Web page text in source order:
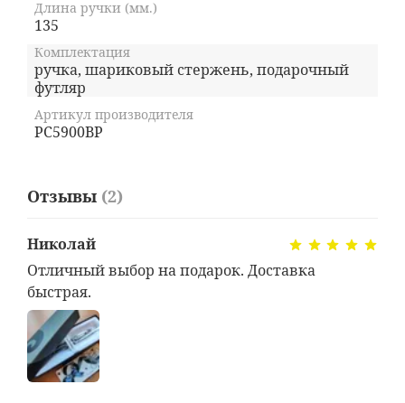
Длина ручки (мм.)
135
Комплектация
ручка, шариковый стержень, подарочный
футляр
Артикул производителя
PC5900BP
Отзывы (2)
Николай
Отличный выбор на подарок. Доставка
быстрая.